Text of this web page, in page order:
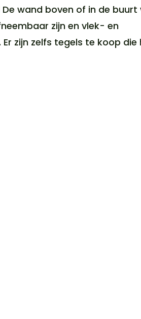
wand boven of in de buurt
zijn en vlek- en
zijn zelfs tegels te koop die